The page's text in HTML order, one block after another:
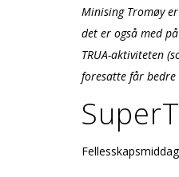
Minising Tromøy
det er også med
TRUA-aktiviteten
foresatte får bedre